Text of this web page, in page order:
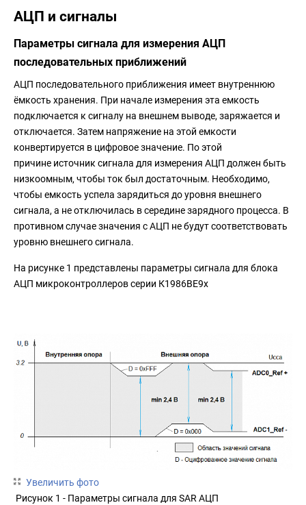
АЦП и сигналы
Параметры сигнала для измерения АЦП
последовательных приближений
АЦП последовательного приближения имеет внутреннюю
ёмкость хранения. При начале измерения эта емкость
подключается к сигналу на внешнем выводе, заряжается и
отключается. Затем напряжение на этой емкости
конвертируется в цифровое значение. По этой
причине источник сигнала для измерения АЦП должен быть
низкоомным, чтобы ток был достаточным. Необходимо,
чтобы емкость успела зарядиться до уровня внешнего
сигнала, а не отключилась в середине зарядного процесса. В
противном случае значения с АЦП не будут соответствовать
уровню внешнего сигнала.
На рисунке 1 представлены параметры сигнала для блока
АЦП микроконтроллеров серии К1986ВЕ9х
Увеличить фото
Рисунок 1 - Параметры сигнала для SAR АЦП